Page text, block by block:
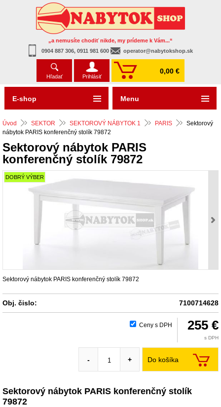
„a nemusíte chodiť nikde, my prídeme k Vám...“
0904 887 306, 0911 981 600
operator@nabytokshop.sk
Hľadať Prihlásiť
0,00 €
Úvod SEKTOR SEKTOROVÝ NÁBYTOK 1 PARIS
Sektorový
nábytok PARIS konferenčný stolík 79872
Sektorový nábytok PARIS
konferenčný stolík 79872
DOBRÝ VÝBER
Sektorový nábytok PARIS konferenčný stolík 79872
Obj. čislo: 7100714628
Ceny s DPH 255 €
s DPH
Do košíka
- +
Sektorový nábytok PARIS konferenčný stolík
79872
E-shop Menu